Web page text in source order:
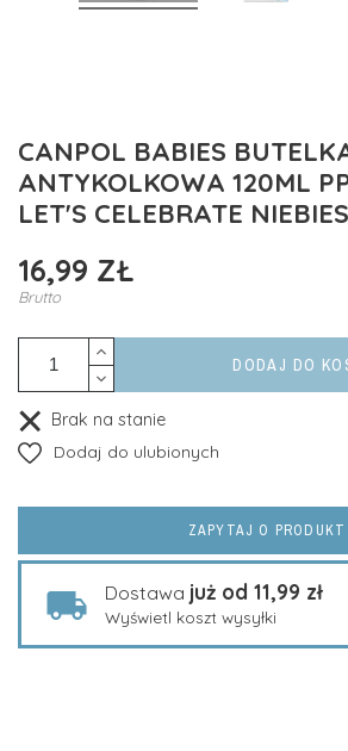
CANPOL BABIES
ANTYKOLKOWA 120ML
LET'S CELEBRATE
16,99 ZŁ
Brutto
DODAJ DO
Brak na stanie
Dodaj do ulubionych
ZAPYTAJ O PRODUKT
Dostawa już od 11,99 zł
Wyświetl koszt wysyłki